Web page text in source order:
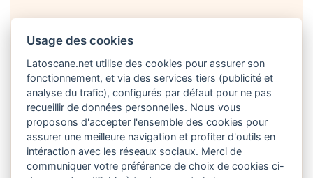
Français
Usage des cookies
Latoscane.net utilise des cookies pour assurer son
fonctionnement, et via des services tiers (publicité et
analyse du trafic), configurés par défaut pour ne pas
recueillir de données personnelles. Nous vous
proposons d'accepter l'ensemble des cookies pour
assurer une meilleure navigation et profiter d'outils en
intéraction avec les réseaux sociaux. Merci de
communiquer votre préférence de choix de cookies ci-